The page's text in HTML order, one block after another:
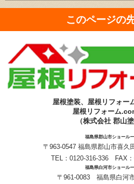
このページの
屋根塗装、屋根リフォー
屋根リフォーム
（株式会社 郡山塗
福島県郡山市ショール
〒963-0547 福島県郡山市喜久
TEL： 0120-316-336 FAX：
福島県白河市ショール
〒961-0083 福島県白河